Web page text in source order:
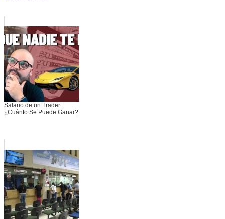
Salario de un Trader:
¿Cuánto Se Puede Ganar?